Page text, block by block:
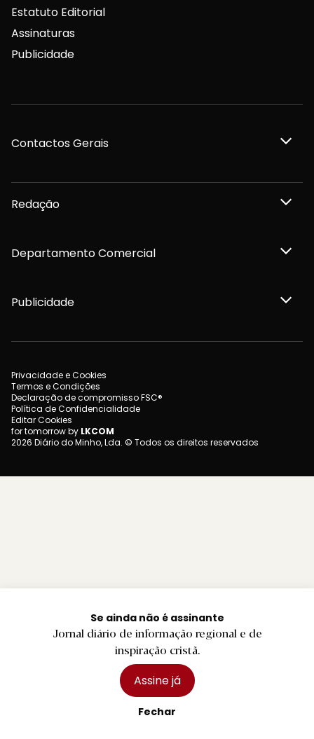
Se ainda não é assinante
Jornal diário de informação regional e de
inspiração cristã.
Assine já
Fechar
Estatuto Editorial
Assinaturas
Publicidade
Contactos Gerais
Redação
Departamento Comercial
Publicidade
Privacidade e Cookies
Termos e Condições
Declaração de compromisso FSC®
Política de Confidencialidade
Editar Cookies
for tomorrow by LKCOM
2026 Diário do Minho, Lda. © Todos os direitos reservados